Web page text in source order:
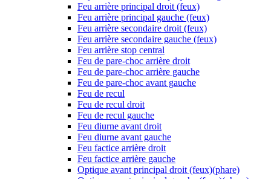
Feu arrière principal droit (feux)
Feu arrière principal gauche (feux)
Feu arrière secondaire droit (feux)
Feu arrière secondaire gauche (feux)
Feu arrière stop central
Feu de pare-choc arrière droit
Feu de pare-choc arrière gauche
Feu de pare-choc avant gauche
Feu de recul
Feu de recul droit
Feu de recul gauche
Feu diurne avant droit
Feu diurne avant gauche
Feu factice arrière droit
Feu factice arrière gauche
Optique avant principal droit (feux)(phare)